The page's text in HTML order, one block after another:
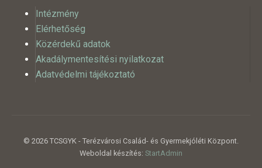
Intézmény
Elérhetőség
Közérdekű adatok
Akadálymentesítési nyilatkozat
Adatvédelmi tájékoztató
© 2026 TCSGYK - Terézvárosi Család- és Gyermekjóléti Központ.
Weboldal készítés: StartAdmin